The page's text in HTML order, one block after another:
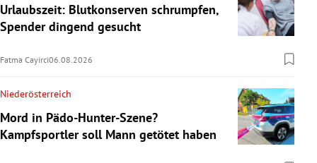
Urlaubszeit: Blutkonserven schrumpfen,
Spender dingend gesucht
Fatma Cayirci06.08.2026
Niederösterreich
Mord in Pädo-Hunter-Szene?
Kampfsportler soll Mann getötet haben